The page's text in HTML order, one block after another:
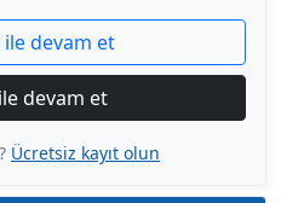
devam et
devam et
Ücretsiz kayıt olun